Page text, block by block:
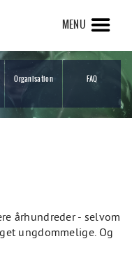
MENU
Organisation FAQ
århundreder - selvom
ungdommelige. Og